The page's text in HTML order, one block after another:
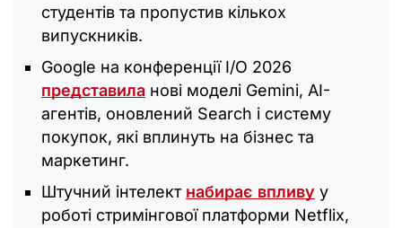
студентів та пропустив кількох
випускників.
Google на конференції I/O 2026
представила нові моделі Gemini, AI-
агентів, оновлений Search і систему
покупок, які вплинуть на бізнес та
маркетинг.
Штучний інтелект набирає впливу у
роботі стримінгової платформи Netflix,